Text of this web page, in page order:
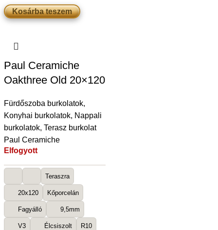
Kosárba teszem
Paul Ceramiche
Oakthree Old 20×120
Fürdőszoba burkolatok,
Konyhai burkolatok, Nappali
burkolatok, Terasz burkolat
Paul Ceramiche
Elfogyott
Teraszra
20x120 Kőporcelán
Fagyálló 9,5mm
V3 Élcsiszolt R10